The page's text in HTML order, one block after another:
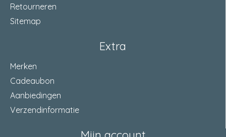
Retourneren
Sitemap
Extra
Merken
Cadeaubon
Aanbiedingen
Verzendinformatie